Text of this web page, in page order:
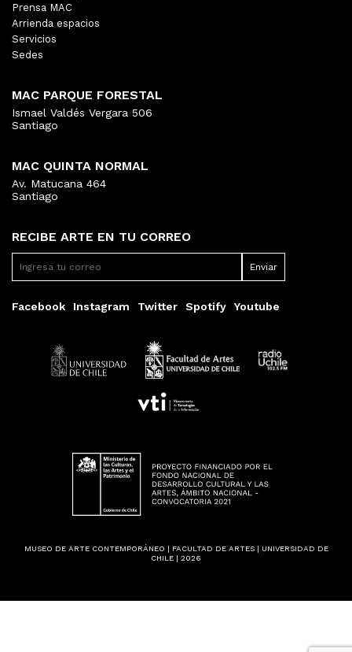
RECIBE ARTE EN TU CORREO
Facebook Instagram Twitter Spotify Youtube
Prensa MAC
Arrienda espacios
Servicios
Sedes
MAC PARQUE FORESTAL
Ismael Valdés Vergara 506
Santiago
MAC QUINTA NORMAL
Av. Matucana 464
Santiago
MUSEO DE ARTE CONTEMPORÁNEO | FACULTAD DE ARTES | UNIVERSIDAD DE
CHILE | 2026